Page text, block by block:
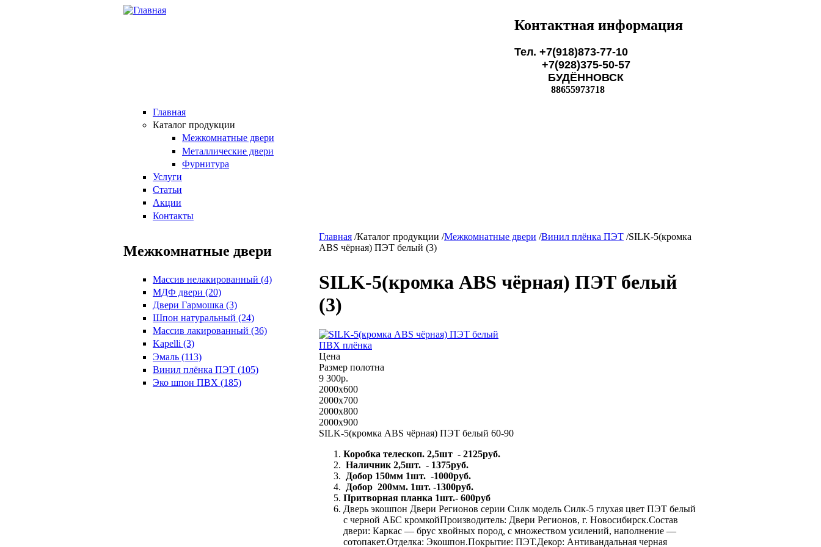
Перейти к основному содержанию
Контактная информация
Тел. +7(918)873-77-10
+7(928)375-50-57
БУДЁННОВСК
88655973718
Главная
Каталог продукции
Межкомнатные двери
Металлические двери
Фурнитура
Услуги
Статьи
Акции
Контакты
Межкомнатные двери
Массив нелакированный (4)
МДФ двери (20)
Двери Гармошка (3)
Шпон натуральный (24)
Массив лакированный (36)
Kapelli (3)
Эмаль (113)
Винил плёнка ПЭТ (105)
Эко шпон ПВХ (185)
Главная /Каталог продукции /Межкомнатные двери /Винил плёнка ПЭТ /SILK-5(кромка
ABS чёрная) ПЭТ белый (3)
SILK-5(кромка ABS чёрная) ПЭТ белый
(3)
ПВХ плёнка
Цена
Размер полотна
9 300р.
2000x600
2000x700
2000x800
2000x900
SILK-5(кромка ABS чёрная) ПЭТ белый 60-90
Коробка телескоп. 2,5шт - 2125руб.
Наличник 2,5шт. - 1375руб.
Добор 150мм 1шт. -1000руб.
Добор 200мм. 1шт. -1300руб.
Притворная планка 1шт.- 600руб
Дверь экошпон Двери Регионов серии Силк модель Силк-5 глухая цвет ПЭТ белый
с черной АБС кромкойПроизводитель: Двери Регионов, г. Новосибирск.Состав
двери: Каркас — брус хвойных пород, с множеством усилений, наполнение —
сотопакет.Отделка: Экошпон.Покрытие: ПЭТ.Декор: Антивандальная черная